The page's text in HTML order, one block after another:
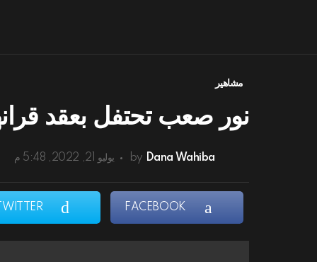
مشاهير
نور صعب تحتفل بعقد
by Dana Wahiba يوليو 21, 2022, 5:48 م
FACEBOOK